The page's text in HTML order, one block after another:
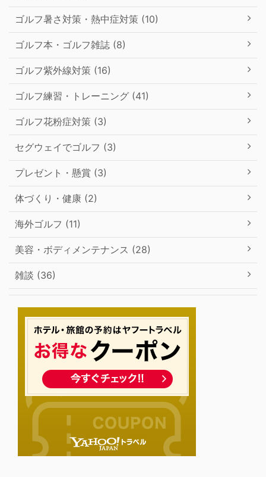
ゴルフ暑さ対策・熱中症対策 (10)
ゴルフ本・ゴルフ雑誌 (8)
ゴルフ紫外線対策 (16)
ゴルフ練習・トレーニング (41)
ゴルフ花粉症対策 (3)
セグウェイでゴルフ (3)
プレゼント・懸賞 (3)
体づくり・健康 (2)
海外ゴルフ (11)
美容・ボディメンテナンス (28)
雑談 (36)